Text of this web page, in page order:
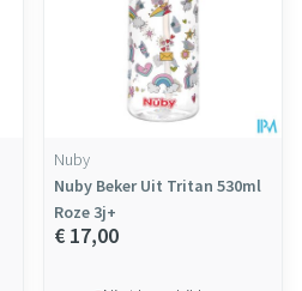
Nuby
Nuby Beker Uit Tritan 530ml
Roze 3j+
€ 17,00